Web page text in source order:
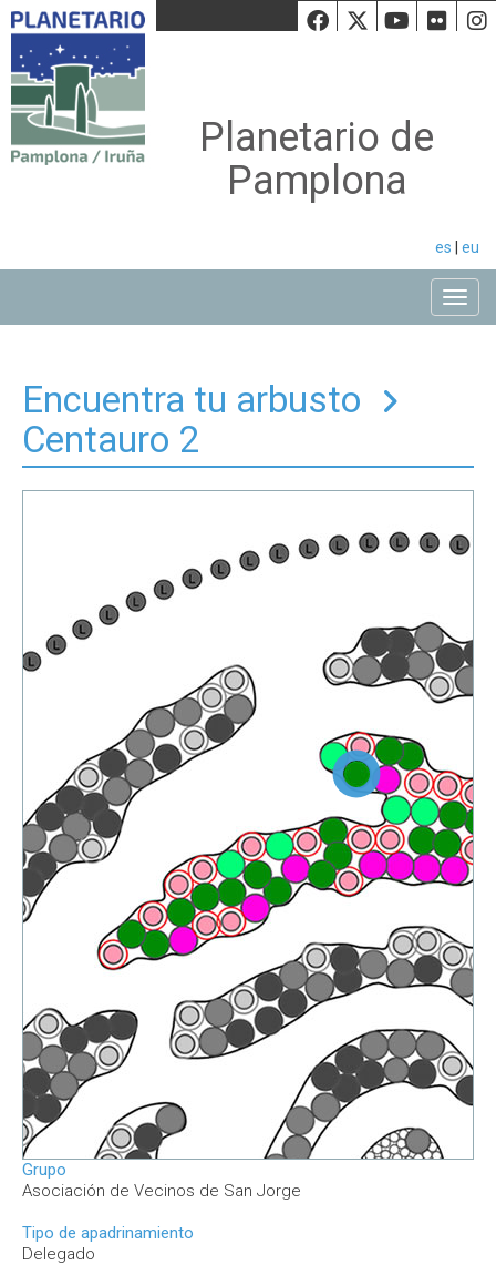
Facebook
Twiiter
Planetario de
Pamplona
es eu
Encuentra tu arbusto
Centauro 2
Grupo
Asociación de Vecinos de San Jorge
Tipo de apadrinamiento
Delegado